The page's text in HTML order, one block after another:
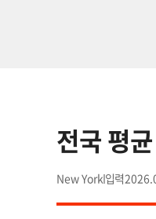
전국 평
New York